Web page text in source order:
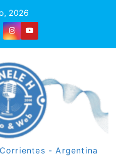
2026
- Argentina